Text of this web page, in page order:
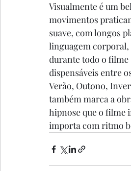
Visualmente é um
movimentos
suave, com longos
linguagem corporal,
durante todo o filme
dispensáveis entre
Verão, Outono,
também marca a
hipnose que o filme
importa com ritmo